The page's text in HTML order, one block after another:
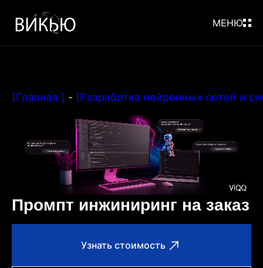
МЕНЮ
[Главная ] - [Разработка нейронных сетей и
Промпт инжиниринг на заказ
Узнать стоимость